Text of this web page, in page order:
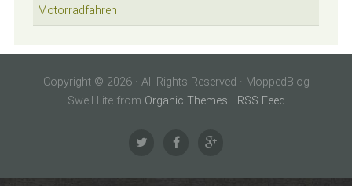
Motorradfahren
Copyright © 2026 · All Rights Reserved · MoppedBlog
Swell Lite from Organic Themes · RSS Feed